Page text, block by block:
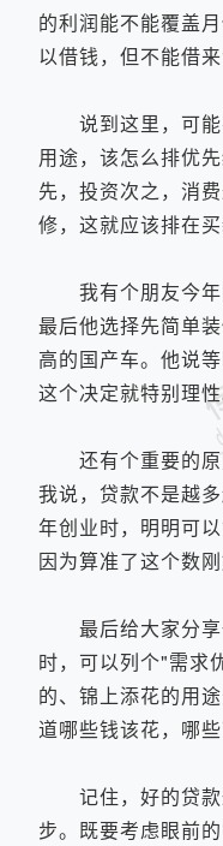
的利润能不能覆盖
以借钱，但不能借来
说到这里，可能
用途，该怎么排优
先，投资次之，消
修，这就应该排在买
我有个朋友今年
最后他选择先简单
高的国产车。他说
这个决定就特别理性
还有个重要的原
我说，贷款不是越
年创业时，明明可
因为算准了这个数
最后给大家分享
时，可以列个"需求
的、锦上添花的用
道哪些钱该花，哪些
记住，好的贷款
步。既要考虑眼前